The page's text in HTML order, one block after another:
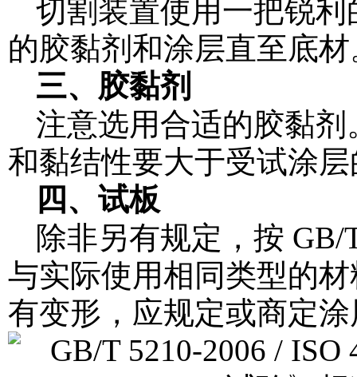
切割装置使用一把锐
的胶黏剂和涂层直至底材
三、胶黏剂
注意选用合适的胶黏
和黏结性要大于受试涂
四、试板
除非另有规定，按
与实际使用相同类型的
有变形，应规定或商定